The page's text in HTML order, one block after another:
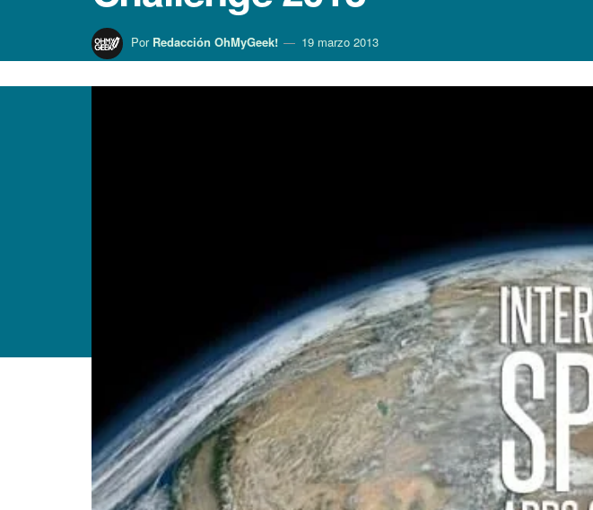
Por Redacción OhMyGeek! 19 marzo 2013